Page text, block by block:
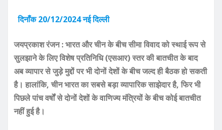
दिनाँक 20/12/2024 नई दिल्ली
जयप्रकाश रंजन : भारत और चीन के बीच सीमा विवाद को स्थाई रूप से
सुलझाने के लिए विशेष प्रतिनिधि (एसआर) स्तर की बातचीत के बाद
अब व्यापार से जुड़े मुद्दों पर भी दोनों देशों के बीच जल्द ही बैठक हो सकती
है। हालांकि, चीन भारत का सबसे बड़ा व्यापारिक साझेदार है, फिर भी
पिछले पांच वर्षों से दोनों देशों के वाणिज्य मंत्रियों के बीच कोई बातचीत
नहीं हुई है।